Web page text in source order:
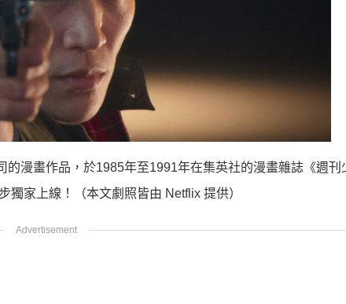
的漫畫作品，於1985年至1991年在集英社的漫畫雜誌《週刊
家上線！（本文劇照皆由 Netflix 提供）